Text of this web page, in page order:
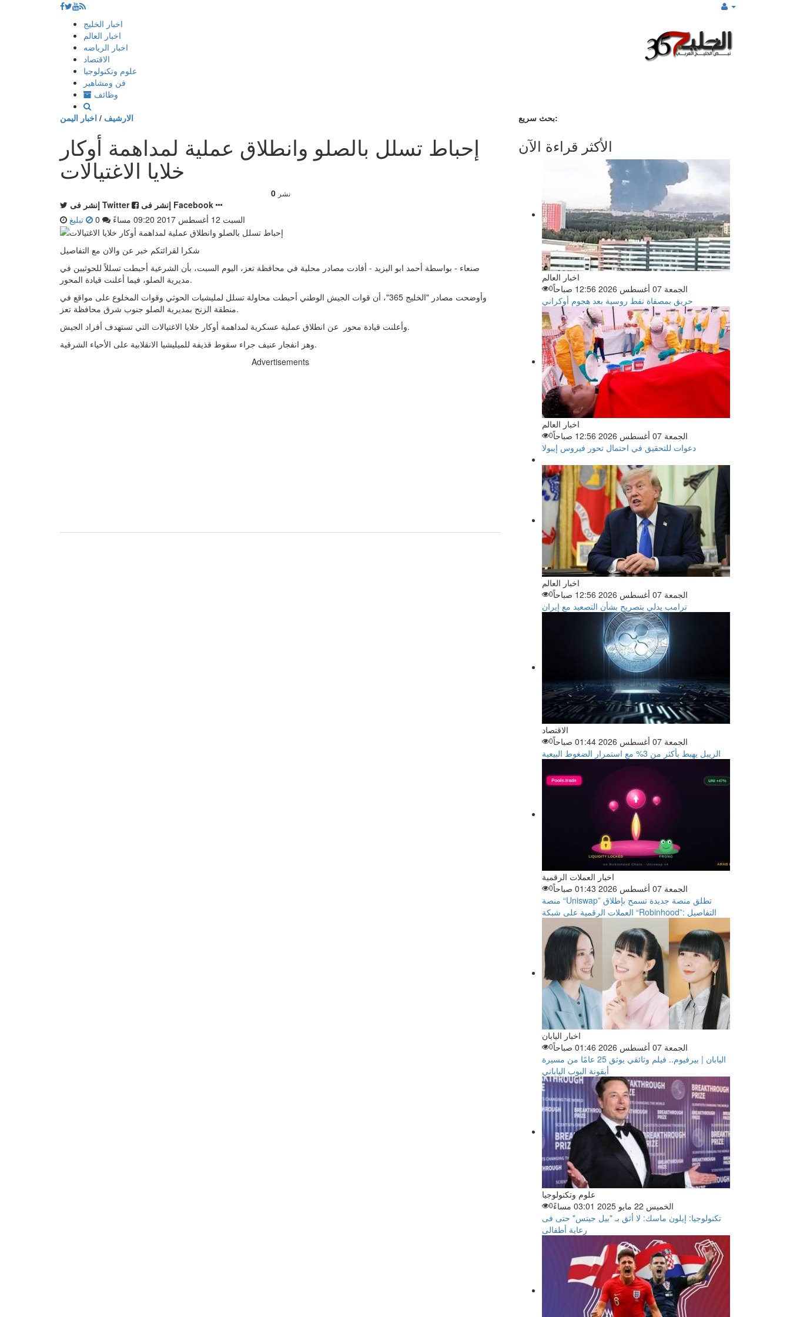
إذهب
المحتوى
اخبار الخليج
اخبار العالم
اخبار الرياضه
الاقتصاد
علوم وتكنولوجيا
فن ومشاهير
وظائف
الارشيف / اخبار اليمن
إحباط تسلل بالصلو وانطلاق عملية لمداهمة أوكار
خلايا الاغتيالات
0 نشر
إنشر فى Twitter
إنشر فى Facebook
السبت 12 أغسطس 2017 09:20 مساءً
تبليغ
شكرا لقرائتكم خبر عن والان مع التفاصيل
صنعاء - بواسطة أحمد ابو اليزيد - أفادت مصادر محلية في محافظة تعز، اليوم السبت، بأن الشرعية أحبطت تسللاً للحوثيين في
مديرية الصلو، فيما أعلنت قيادة المحور.
وأوضحت مصادر "الخليج 365"، أن قوات الجيش الوطني أحبطت محاولة تسلل لمليشيات الحوثي وقوات المخلوع على مواقع في
منطقة الزنح بمديرية الصلو جنوب شرق محافظة تعز.
وأعلنت قيادة محور عن انطلاق عملية عسكرية لمداهمة أوكار خلايا الاغتيالات التي تستهدف أفراد الجيش.
وهز انفجار عنيف جراء سقوط قذيفة للميليشيا الانقلابية على الأحياء الشرقية.
Advertisements
بحث سريع:
الأكثر قراءة الآن
اخبار العالم
الجمعة 07 أغسطس 2026 12:56 صباحاً
0
حريق بمصفاة نفط روسية بعد هجوم أوكراني
اخبار العالم
الجمعة 07 أغسطس 2026 12:56 صباحاً
0
دعوات للتحقيق في احتمال تحور فيروس إيبولا
اخبار العالم
الجمعة 07 أغسطس 2026 12:56 صباحاً
0
ترامب يدلي بتصريح بشأن التصعيد مع إيران
الاقتصاد
الجمعة 07 أغسطس 2026 01:44 صباحاً
0
الريبل يهبط بأكثر من 3% مع استمرار الضغوط البيعية
اخبار العملات الرقمية
الجمعة 07 أغسطس 2026 01:43 صباحاً
0
منصة “Uniswap” تطلق منصة جديدة تسمح بإطلاق
العملات الرقمية على شبكة “Robinhood”: التفاصيل
اخبار اليابان
الجمعة 07 أغسطس 2026 01:46 صباحاً
0
اليابان | بيرفيوم.. فيلم وثائقي يوثق 25 عامًا من مسيرة
أيقونة البوب الياباني
علوم وتكنولوجيا
الخميس 22 مايو 2025 03:01 مساءً
0
تكنولوجيا: إيلون ماسك: لا أثق بـ "بيل جيتس" حتى فى
رعاية أطفالى